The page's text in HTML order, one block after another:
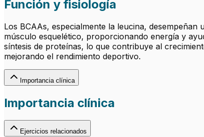
Función y fisiología
Los BCAAs, especialmente la leucina,
músculo esquelético, proporcionando energía y
síntesis de proteínas, lo que contribuye al
mejorando el rendimiento deportivo.
Importancia clínica
Importancia clínica
Ejercicios relacionados